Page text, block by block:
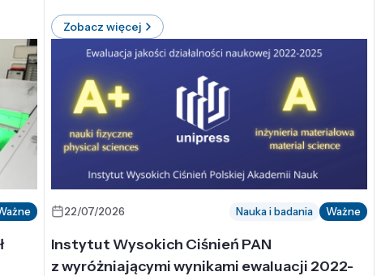
Zobacz więcej
22/07/2026 Nauka i badania Ważne
Instytut Wysokich Ciśnień PAN
z wyróżniającymi wynikami ewaluacji 2022-